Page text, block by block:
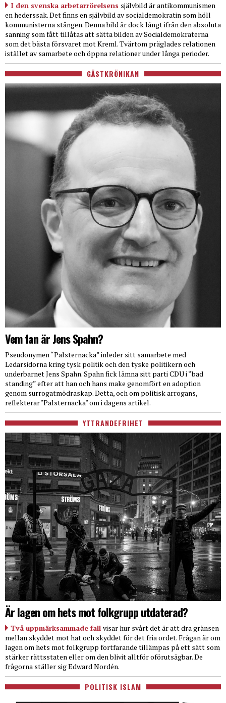
I den svenska arbetarrörelsens självbild är antikommunismen
en hederssak. Det finns en självbild av socialdemokratin som höll
kommunisterna stången. Denna bild är dock långt ifrån den absoluta
sanning som fått tillåtas att sätta bilden av Socialdemokraterna
som det bästa försvaret mot Kreml. Tvärtom präglades relationen
istället av samarbete och öppna relationer under långa perioder.
GÄSTKRÖNIKAN
Vem fan är Jens Spahn?
Pseudonymen “Palsternacka” inleder sitt samarbete med
Ledarsidorna kring tysk politik och den tyske politikern och
underbarnet Jens Spahn. Spahn fick lämna sitt parti CDU i “bad
standing” efter att han och hans make genomfört en adoption
genom surrogatmödraskap. Detta, och om politisk arrogans,
reflekterar "Palsternacka" om i dagens artikel.
YTTRANDEFRIHET
Är lagen om hets mot folkgrupp utdaterad?
Två uppmärksammade fall visar hur svårt det är att dra gränsen
mellan skyddet mot hat och skyddet för det fria ordet. Frågan är om
lagen om hets mot folkgrupp fortfarande tillämpas på ett sätt som
stärker rättsstaten eller om den blivit alltför oförutsägbar. De
frågorna ställer sig Edward Nordén.
POLITISK ISLAM